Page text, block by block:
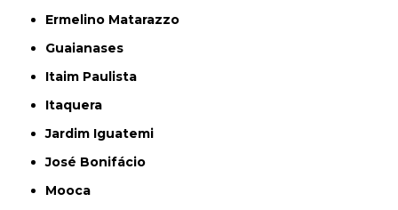
Ermelino Matarazzo
Guaianases
Itaim Paulista
Itaquera
Jardim Iguatemi
José Bonifácio
Mooca